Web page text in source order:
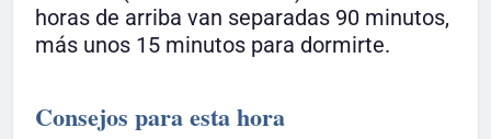
horas de arriba van separadas 90 minutos,
más unos 15 minutos para dormirte.
Consejos para esta hora